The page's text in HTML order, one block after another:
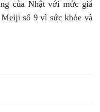
của Nhật với mức giá
số 9 vì sức khỏe và